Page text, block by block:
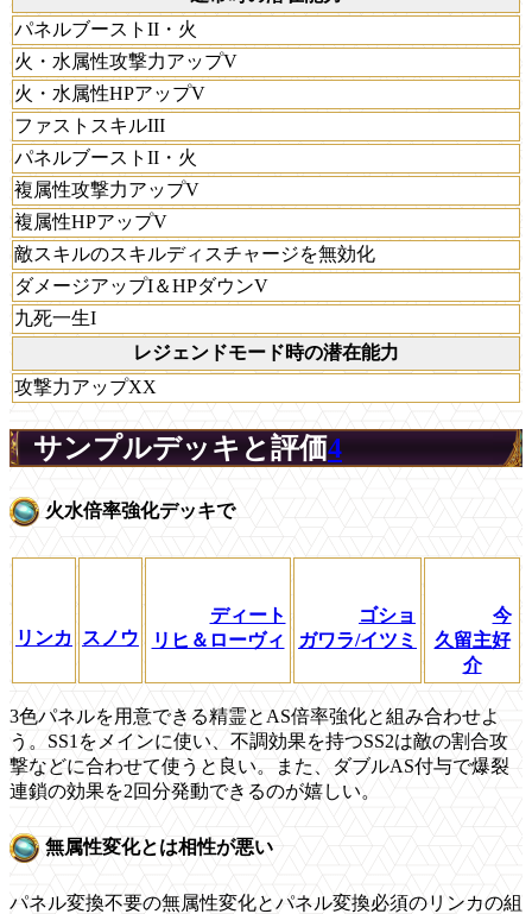
パネルブーストII・火
火・水属性攻撃力アップV
火・水属性HPアップV
ファストスキルIII
パネルブーストII・火
複属性攻撃力アップV
複属性HPアップV
敵スキルのスキルディスチャージを無効化
ダメージアップI＆HPダウンV
九死一生I
レジェンドモード時の潜在能力
攻撃力アップXX
サンプルデッキと評価4
火水倍率強化デッキで
リンカ スノウ
ディート
リヒ＆ローヴィ
ゴショ
ガワラ/イツミ
今
久留主好
介
3色パネルを用意できる精霊とAS倍率強化と組み合わせよ
う。SS1をメインに使い、不調効果を持つSS2は敵の割合攻
撃などに合わせて使うと良い。また、ダブルAS付与で爆裂
連鎖の効果を2回分発動できるのが嬉しい。
無属性変化とは相性が悪い
パネル変換不要の無属性変化とパネル変換必須のリンカの組